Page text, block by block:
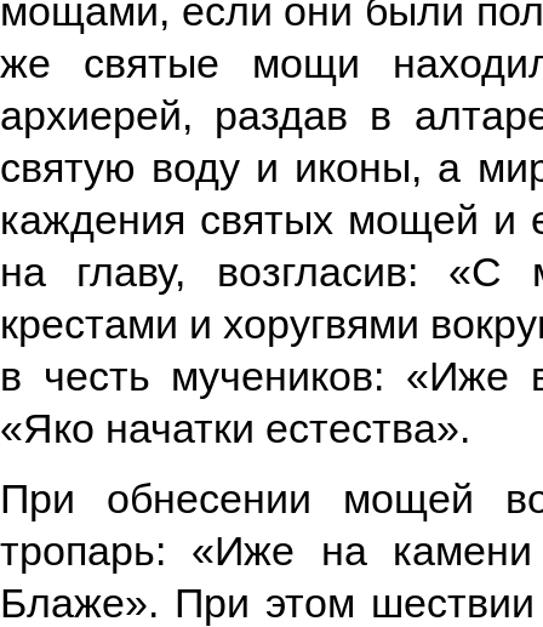
мощами, если они были
же святые мощи
архиерей, раздав в
святую воду и иконы, а
каждения святых мощей и
на главу, возгласив:
крестами и хоругвями
в честь мучеников: «Иже
«Яко начатки естества».
При обнесении мощей
тропарь: «Иже на
Блаже». При этом